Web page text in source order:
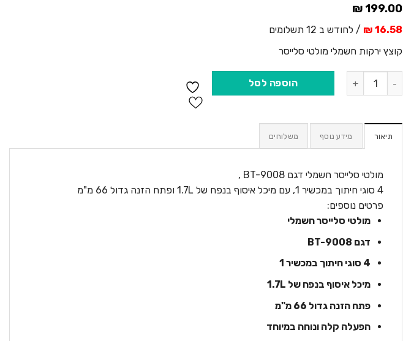
199.00
₪
16.58 ₪
/ לחודש ב 12 תשלומים
קוצץ ירקות חשמלי מולטי סלייסר
כמות של מולטי סלייסר חשמלי BENATON BT-9008הוספה לסל
תיאור מידע נוסף משלוחים
מולטי סלייסר חשמלי דגם BT-9008 ,
4 סוגי חיתוך במכשיר 1, עם מיכל איסוף בנפח של 1.7L ופתח הזנה גדול 66 מ"מ
פרטים נוספים:
מולטי סלייסר חשמלי
דגם BT-9008
4 סוגי חיתוך במכשיר 1
מיכל איסוף בנפח של 1.7L
פתח הזנה גדול 66 מ"מ
הפעלה קלה ונוחה במיוחד